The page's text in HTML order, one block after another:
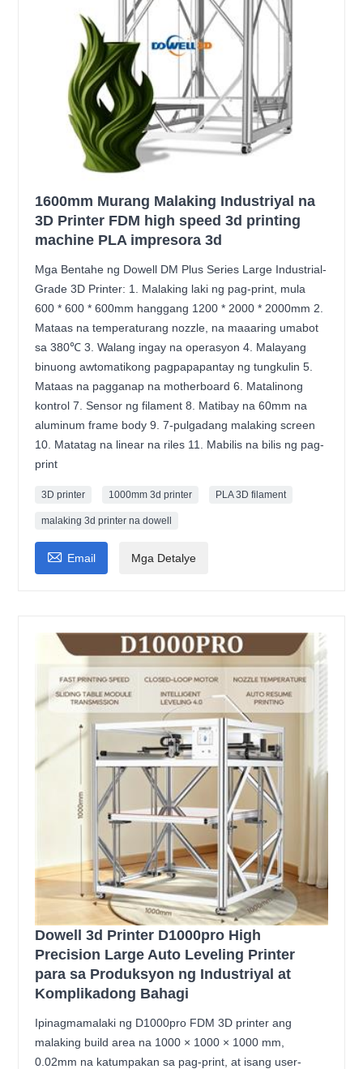
1600mm Murang Malaking Industriyal na
3D Printer FDM high speed 3d printing
machine PLA impresora 3d
Mga Bentahe ng Dowell DM Plus Series Large Industrial-
Grade 3D Printer: 1. Malaking laki ng pag-print, mula
600 * 600 * 600mm hanggang 1200 * 2000 * 2000mm 2.
Mataas na temperaturang nozzle, na maaaring umabot
sa 380℃ 3. Walang ingay na operasyon 4. Malayang
binuong awtomatikong pagpapapantay ng tungkulin 5.
Mataas na pagganap na motherboard 6. Matalinong
kontrol 7. Sensor ng filament 8. Matibay na 60mm na
aluminum frame body 9. 7-pulgadang malaking screen
10. Matatag na linear na riles 11. Mabilis na bilis ng pag-
print
3D printer 1000mm 3d printer PLA 3D filament
malaking 3d printer na dowell
 Email Mga Detalye
Dowell 3d Printer D1000pro High
Precision Large Auto Leveling Printer
para sa Produksyon ng Industriyal at
Komplikadong Bahagi
Ipinagmamalaki ng D1000pro FDM 3D printer ang
malaking build area na 1000 × 1000 × 1000 mm,
0.02mm na katumpakan sa pag-print, at isang user-